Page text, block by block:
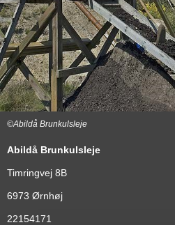
©Abildå Brunkulsleje
Abildå Brunkulsleje
Timringvej 8B
6973 Ørnhøj
22154171